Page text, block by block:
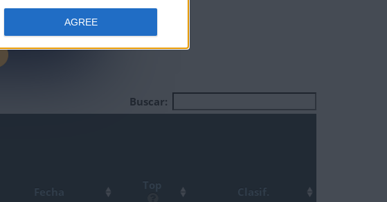
AGREE
Buscar:
Fecha Top Clasif.